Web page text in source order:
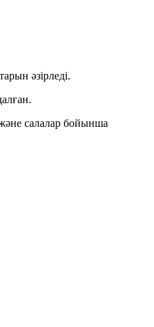
әзірледі.
салалар бойынша